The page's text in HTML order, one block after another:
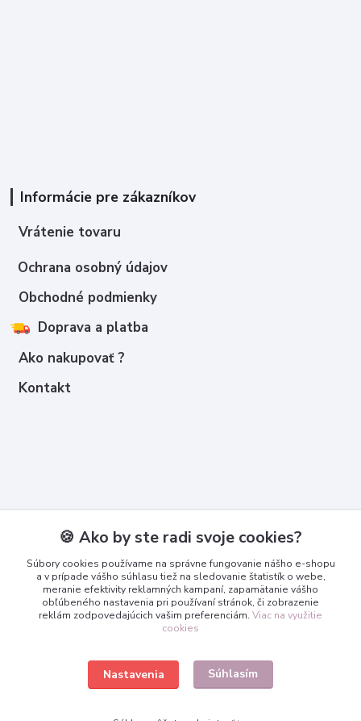
Informácie pre zákazníkov
Vrátenie tovaru
Ochrana osobný údajov
Obchodné podmienky
Doprava a platba
Ako nakupovať ?
Kontakt
+421 950 365 567
info@3dcko.sk
🍪 Ako by ste radi svoje cookies?
Súbory cookies používame na správne fungovanie nášho e-shopu
a v prípade vášho súhlasu tiež na sledovanie štatistík o webe,
meranie efektivity reklamných kampaní, zapamätanie vášho
obľúbeného nastavenia pri používaní stránok, či zobrazenie
reklám zodpovedajúcich vašim preferenciám. Viac na využitie
cookies
Nastavenia Súhlasím